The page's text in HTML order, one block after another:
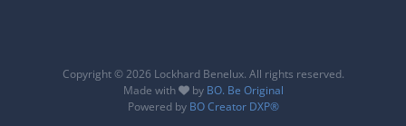
Copyright © 2026 Lockhard Benelux. All rights reserved.
Made with
by BO. Be Original
Powered by BO Creator DXP®